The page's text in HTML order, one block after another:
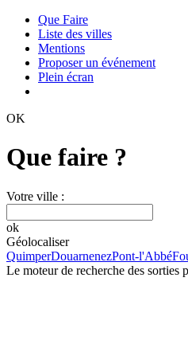
Que Faire
Liste des villes
Mentions
Proposer un événement
Plein écran
OK
Que faire ?
Votre ville :
ok
Géolocaliser
QuimperDouarnenezPont-l'Abbé
Le moteur de recherche des sorties